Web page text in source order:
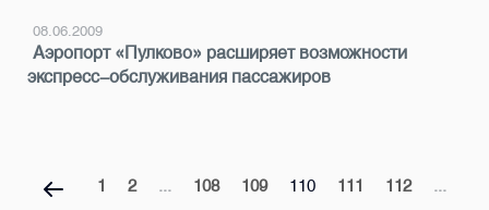
08.06.2009
Аэропорт «Пулково» расширяет возможности
экспресс-обслуживания пассажиров
1 2 ... 108 109 110 111 112 ...